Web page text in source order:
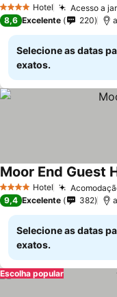
4 EstrelasHotel Acesso a
8,6 Excelente 220
Selecione as datas
exatos.
4 EstrelasHotel
Moor End Guest
9,4 Excelente 382
Selecione as datas
exatos.
Escolha popular